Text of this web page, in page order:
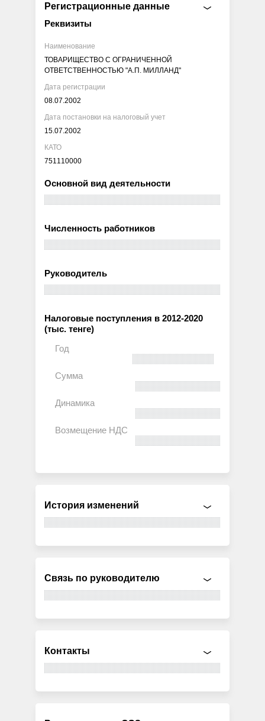
Регистрационные данные
Реквизиты
Наименование
ТОВАРИЩЕСТВО С ОГРАНИЧЕННОЙ
ОТВЕТСТВЕННОСТЬЮ "А.П. МИЛЛАНД"
Дата регистрации
08.07.2002
Дата постановки на налоговый учет
15.07.2002
КАТО
751110000
Основной вид деятельности
Численность работников
Руководитель
Налоговые поступления в 2012-2020
(тыс. тенге)
История изменений
Связь по руководителю
Контакты